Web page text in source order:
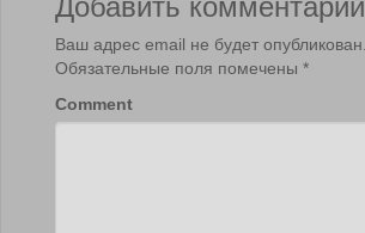
Ваш адрес email не будет опубликован.
Обязательные поля помечены *
Comment